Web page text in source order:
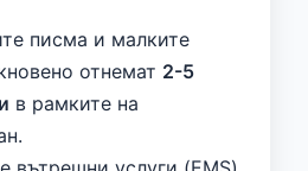
писма и малките
отнемат 2-5
в рамките на